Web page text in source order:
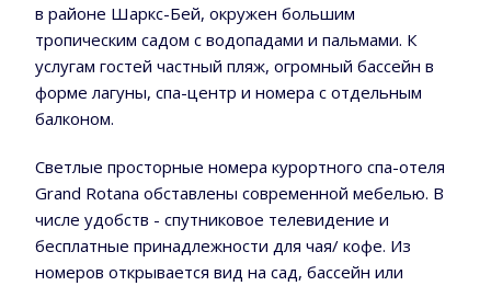
в районе Шаркс-Бей, окружен большим
тропическим садом с водопадами и пальмами. К
услугам гостей частный пляж, огромный бассейн в
форме лагуны, спа-центр и номера с отдельным
балконом.
Светлые просторные номера курортного спа-отеля
Grand Rotana обставлены современной мебелью. В
числе удобств - спутниковое телевидение и
бесплатные принадлежности для чая/ кофе. Из
номеров открывается вид на сад, бассейн или